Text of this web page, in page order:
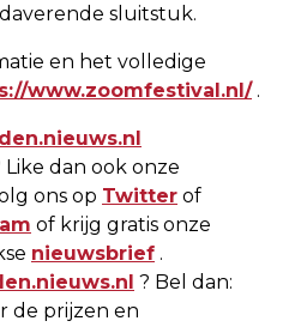
sluitstuk.
en het volledige
www.zoomfestival.nl/.
dan ook onze
ons op Twitter of
of krijg gratis onze
nieuwsbrief .
? Bel dan:
de prijzen en